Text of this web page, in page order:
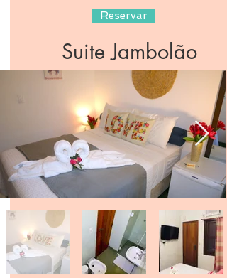
Reservar
Suite Jambolão